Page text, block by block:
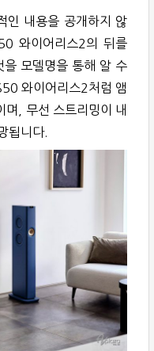
인 내용을 공개하지 않
와이어리스2의 뒤를
을 모델명을 통해 알 수
와이어리스2처럼 앰
며, 무선 스트리밍이 내
됩니다.